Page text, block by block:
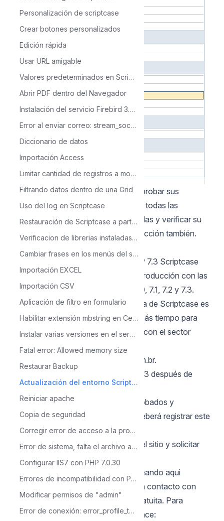
Personalización de scriptcase
Crear botones personalizados
Edición rápida
Usar URL amigable
Valores predeterminados en Scriptcase
Abrir PDF dentro del Navegador
Instalación del servicio Firebird 3.0 y administrador de bases de datos en Linux
Error al enviar correo: stream_socket_client()
Diccionario de datos
Importación Access
Limitar cantidad de registros a mostrarse en la Grid
Filtrando datos dentro de una Grid
Uso del log en Scriptcase
Restauración de Scriptcase a partir de la carpeta devel
Verificacion de librerias instaladas en ambiente de producción Linux
Cambiar frases en los menús del scriptcase
Importación EXCEL
Importación CSV
Aplicación de filtro en formulario
Habilitar extensión mbstring en Centos
Instalar varias versiones en el servidor de ScriptCase
Fatal error: Allowed memory size
Restaurar Backup
Actualización del entorno Scriptcase 9 a PHP 7.3
Reiniciar apache
Copia de seguridad
Corregir error de acceso a la propia base de datos de Scriptcase
Error de sistema, falta el archivo api-ms-win-crt-runtime-l1-1-0.dll
Configurar IIS7 con PHP 7.0.30
Errores de incompatibilidad con PHP 7.0 luego de la conversión
Modificar permisos de "admin"
Error de conexión: error_profile_test_module
Después del #Paso 3, ahora puede probar sus
proyectos. Siéntase libre de explorar todas las
características y disfrutar de publicarlas y verificar su
funcionalidad en el entorno de producción también.
Los proyectos desarrollados en PHP 7.3 Scriptcase
están aprobados para entornos de producción con las
siguientes versiones de PHP: 5.6, 7.0, 7.1, 7.2 y 7.3.
Recordando que la versión de prueba de Scriptcase es
válida por solo 20 días. Si necesita más tiempo para
probar sus proyectos, comuníquese con el sector
comercial por correo
comercial@netmake.com.br.
Registrando mi Scriptcase en PHP 7.3 después de
probar
Una vez que sus proyectos sean probados y
aprobados en el entorno PHP 7.3, deberá registrar este
Scriptcase.
Para hacerlo, debe iniciar sesión en el sitio y solicitar
una nueva instalación para su serie.
clickeando aquì
Si tiene alguna pregunta, póngase en contacto con
nuestro soporte técnico de forma gratuita. Para
hacerlo, haga clic en el siguiente enlace: